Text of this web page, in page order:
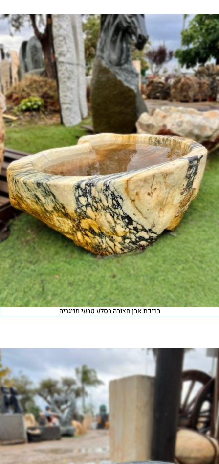
בריכת אבן חצובה בסלע טבעי מניגריה